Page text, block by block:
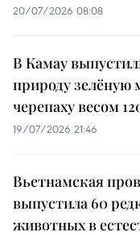
20/07/2026 08:08
В Камау
природу зелёную
черепаху весом
19/07/2026 21:46
Вьетнамская
выпустила 60
животных в